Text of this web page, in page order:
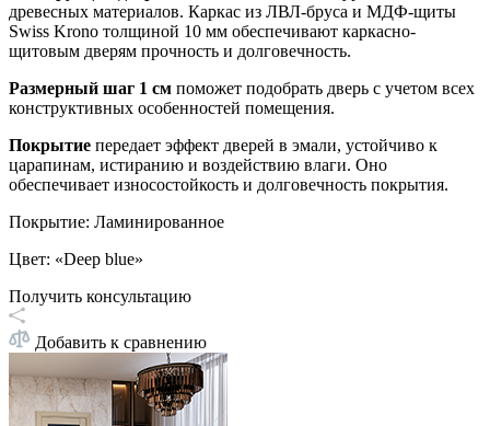
древесных материалов. Каркас из ЛВЛ-бруса и МДФ-щиты
Swiss Krono толщиной 10 мм обеспечивают каркасно-
щитовым дверям прочность и долговечность.
Размерный шаг 1 см поможет подобрать дверь с учетом всех
конструктивных особенностей помещения.
Покрытие передает эффект дверей в эмали, устойчиво к
царапинам, истиранию и воздействию влаги. Оно
обеспечивает износостойкость и долговечность покрытия.
Покрытие: Ламинированное
Цвет: «Deep blue»
Получить консультацию
Добавить к сравнению